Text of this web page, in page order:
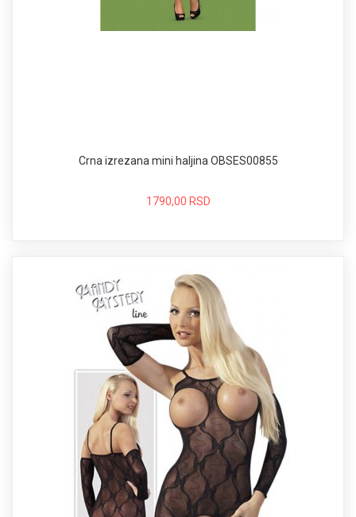
Crna izrezana mini haljina OBSES00855
1790,00 RSD